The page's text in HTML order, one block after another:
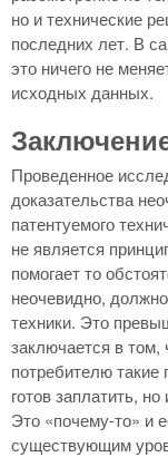
но и технические
последних лет. В
это ничего не
исходных данных.
Проведенное
доказательства
патентуемого
не является
помогает то
неочевидно,
техники. Это
заключается в том,
потребителю
готов заплатить,
Это «почему-то» и
существующим